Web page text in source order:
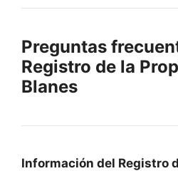
Preguntas
Registro de la
Blanes
Información del Registro